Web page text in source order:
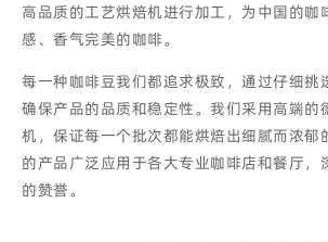
高品质的工艺烘焙机进行加工，为中国的咖
感、香气完美的咖啡。
每一种咖啡豆我们都追求极致，通过仔细挑
确保产品的品质和稳定性。我们采用高端
机，保证每一个批次都能烘焙出细腻而浓郁
的产品广泛应用于各大专业咖啡店和餐厅，
的赞誉。